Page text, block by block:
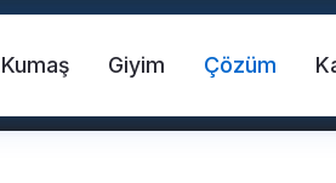
Kumaş Giyim Çözüm